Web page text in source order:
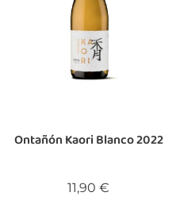
Ontañón Kaori Blanco 2022
11,90 €